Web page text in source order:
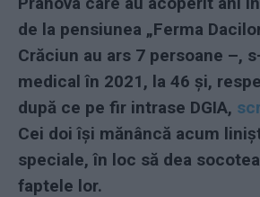
de la pensiunea „Ferma
Crăciun au ars 7 persoane –,
medical în 2021, la 46 și,
după ce pe fir intrase DGIA,
Cei doi își mănâncă acum
speciale, în loc să dea
faptele lor.